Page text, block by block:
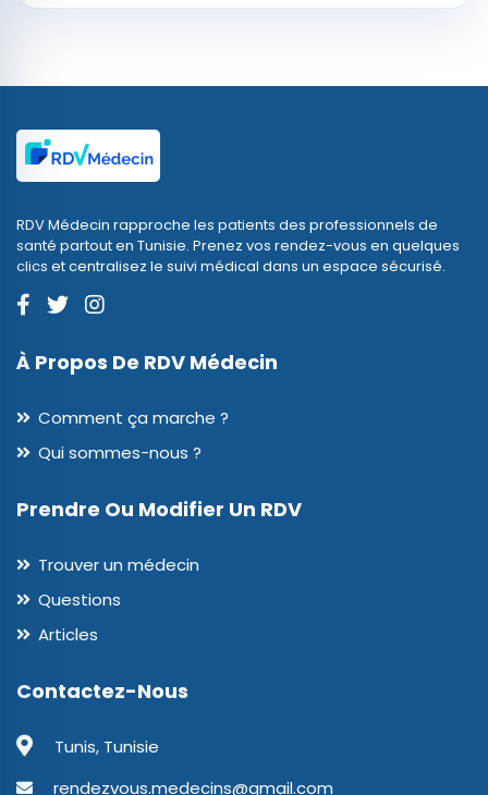
RDV Médecin rapproche les patients des professionnels de
santé partout en Tunisie. Prenez vos rendez-vous en quelques
clics et centralisez le suivi médical dans un espace sécurisé.
À Propos De RDV Médecin
Comment ça marche ?
Qui sommes-nous ?
Prendre Ou Modifier Un RDV
Trouver un médecin
Questions
Articles
Contactez-Nous
Tunis, Tunisie
rendezvous.medecins@gmail.com